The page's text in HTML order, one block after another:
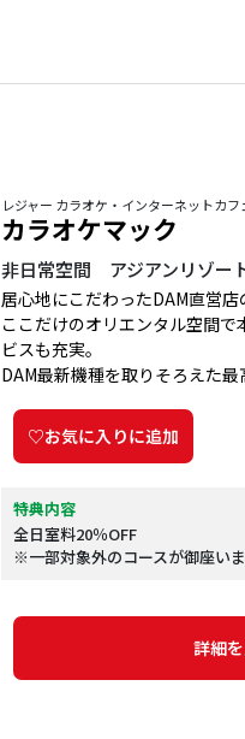
レジャー カラオケ・インターネットカフ
カラオケマック
非日常空間 アジアンリゾー
居心地にこだわったDAM直営店
ここだけのオリエンタル空間
ビスも充実。
DAM最新機種を取りそろえた最
♡お気に入りに追加
特典内容
全日室料20％OFF
※一部対象外のコースが御座い
詳細